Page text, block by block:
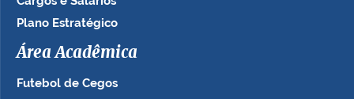
Plano Estratégico
Área Acadêmica
Futebol de Cegos